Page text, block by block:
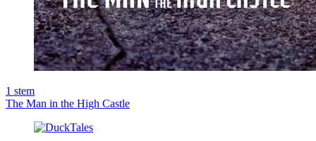
1 stem
The Man in the High Castle